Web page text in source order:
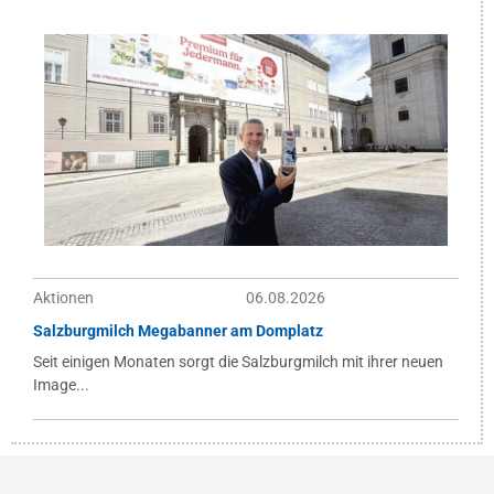
Aktionen
06.08.2026
Salzburgmilch Megabanner am Domplatz
Seit einigen Monaten sorgt die Salzburgmilch mit ihrer neuen
Image...